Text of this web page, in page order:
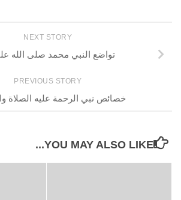
NEXT STORY
تواضع النبي محمد صلى الله
PREVIOUS STORY
خصائص نبي الرحمة عليه الصلاة
YOU MAY ALSO LIKE...